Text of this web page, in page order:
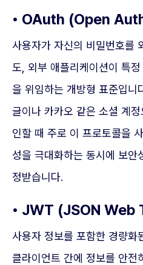
• OAuth (Open
사용자가 자신의 비밀번호를
도, 외부 애플리케이션이 특
을 위임하는 개방형 표준입니
글이나 카카오 같은 소셜 계
인할 때 주로 이 프로토콜을
성을 극대화하는 동시에 보안
정받습니다.
• JWT (JSON Web
사용자 정보를 포함한 경량화
클라이언트 간에 정보를 안전